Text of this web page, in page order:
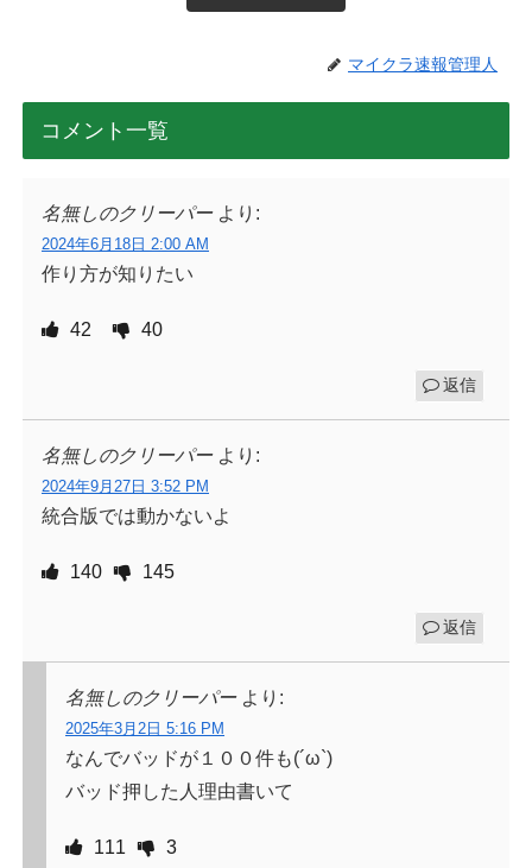
マイクラ速報管理人
コメント一覧
名無しのクリーパー より:
2024年6月18日 2:00 AM
作り方が知りたい
42 40
返信
名無しのクリーパー より:
2024年9月27日 3:52 PM
統合版では動かないよ
140 145
返信
名無しのクリーパー より:
2025年3月2日 5:16 PM
なんでバッドが１００件も(´ω`)
バッド押した人理由書いて
111 3